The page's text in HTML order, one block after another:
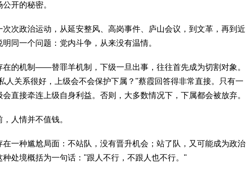
开的秘密。
政治运动，从延安整风、高岗事件、庐山会议，到文革，再到近
同一个问题：党内斗争，从来没有温情。
机制——替罪羊机制，下级一旦出事，往往首先成为切割对象。
人关系很好，上级会不会保护下属？"蔡霞回答得非常直接。只有一
直接牵连上级自身利益。否则，大多数情况下，下属都会被放弃。
人情并不值钱。
种尴尬局面：不站队，没有晋升机会；站了队，又可能成为政治
处境概括为一句话："跟人不行，不跟人也不行。"